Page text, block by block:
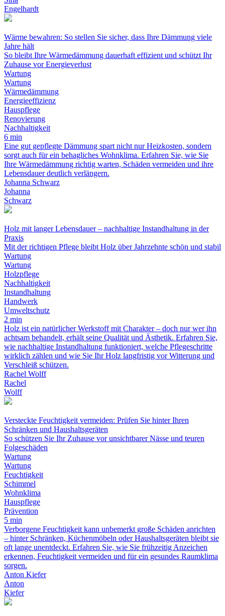
Engelhardt
Wärme bewahren: So stellen Sie sicher, dass Ihre Dämmung viele
Jahre hält
So bleibt Ihre Wärmedämmung dauerhaft effizient und schützt Ihr
Zuhause vor Energieverlust
Wartung
Wartung
Wärmedämmung
Energieeffizienz
Hauspflege
Renovierung
Nachhaltigkeit
6 min
Eine gut gepflegte Dämmung spart nicht nur Heizkosten, sondern
sorgt auch für ein behagliches Wohnklima. Erfahren Sie, wie Sie
Ihre Wärmedämmung richtig warten, Schäden vermeiden und ihre
Lebensdauer deutlich verlängern.
Johanna Schwarz
Johanna
Schwarz
Holz mit langer Lebensdauer – nachhaltige Instandhaltung in der
Praxis
Mit der richtigen Pflege bleibt Holz über Jahrzehnte schön und stabil
Wartung
Wartung
Holzpflege
Nachhaltigkeit
Instandhaltung
Handwerk
Umweltschutz
2 min
Holz ist ein natürlicher Werkstoff mit Charakter – doch nur wer ihn
achtsam behandelt, erhält seine Qualität und Ästhetik. Erfahren Sie,
wie nachhaltige Instandhaltung funktioniert, welche Pflegeschritte
wirklich zählen und wie Sie Ihr Holz langfristig vor Witterung und
Verschleiß schützen.
Rachel Wolff
Rachel
Wolff
Versteckte Feuchtigkeit vermeiden: Prüfen Sie hinter Ihren
Schränken und Haushaltsgeräten
So schützen Sie Ihr Zuhause vor unsichtbarer Nässe und teuren
Folgeschäden
Wartung
Wartung
Feuchtigkeit
Schimmel
Wohnklima
Hauspflege
Prävention
5 min
Verborgene Feuchtigkeit kann unbemerkt große Schäden anrichten
– hinter Schränken, Küchenmöbeln oder Haushaltsgeräten bleibt sie
oft lange unentdeckt. Erfahren Sie, wie Sie frühzeitig Anzeichen
erkennen, Feuchtigkeit vermeiden und für ein gesundes Raumklima
sorgen.
Anton Kiefer
Anton
Kiefer